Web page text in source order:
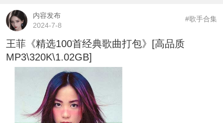
内容发布
2024-7-8
#歌手合集
王菲《精选100首经典歌曲打包》[高品质
MP3\320K\1.02GB]